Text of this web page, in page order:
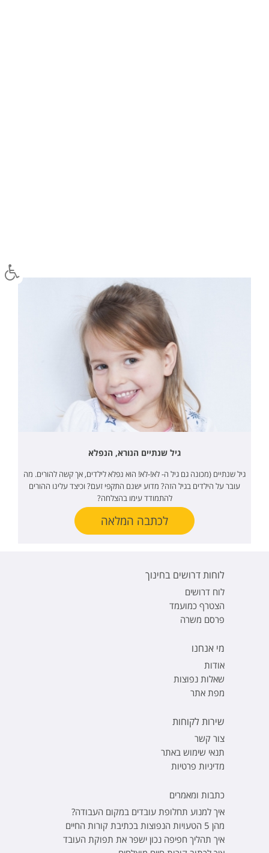
גיל שנתיים הנורא, הנפלא
גיל שנתיים (מכונה גם גיל ה- לא!-לא! הוא נפלא לילדים, אך קשה להורים. מה
עובר על הילדים בגיל הזה? מדוע ישנם התקפי זעם? וכיצד עלינו ההורים
להתמודד עימו בהצלחה?
לכתבה המלאה
לוחות דרושים בחינוך
לוח דרושים
הצטרף כמועמד
פרסם משרה
מי אנחנו
אודות
שאלות נפוצות
מפת אתר
שירות לקוחות
צור קשר
תנאי שימוש באתר
מדיניות פרטיות
כתבות ומאמרים
איך למנוע תחלופת עובדים במקום העבודה?
מהן 5 הטעויות הנפוצות בכתיבת קורות החיים
איך תהליך חפיפה נכון ישפר את תפוקת העובד